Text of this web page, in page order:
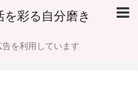
彩る自分磨き
を利用しています